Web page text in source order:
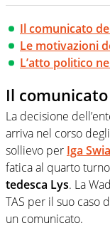
Il comunicato
Le motivazioni
L’atto politico
Il
La decisione
arriva nel corso
sollievo per Iga
fatica al quarto
tedesca Lys. La
TAS per il suo caso
un comunicato.